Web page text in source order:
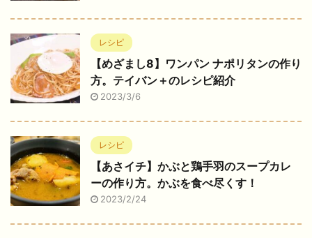
レシピ
【めざまし8】ワンパン ナポリタンの作り
方。テイバン＋のレシピ紹介
2023/3/6
レシピ
【あさイチ】かぶと鶏手羽のスープカレ
ーの作り方。かぶを食べ尽くす！
2023/2/24